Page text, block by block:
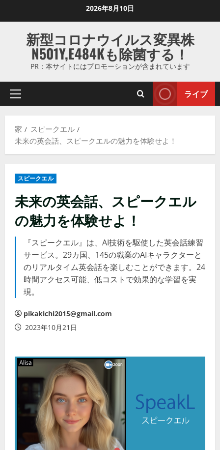
ス
ッ
す
2026年8月10日
新型コロナウイルス変異株
N501Y,E484Kも除菌する！
PR：本サイトにはプロモーションが含まれています
プ
マ
リ
ュ
ー
ライブ
家
スピークエル
未来の英会話、スピークエルの魅力を体験せよ！
スピークエル
未来の英会話、スピークエル
の魅力を体験せよ！
『スピークエル』は、AI技術を駆使した英会話練習
サービス。29カ国、145の職業のAIキャラクターと
のリアルタイム英会話を楽しむことができます。24
時間アクセス可能、低コストで効果的な学習を実
現。
pikakichi2015@gmail.com
2023年10月21日